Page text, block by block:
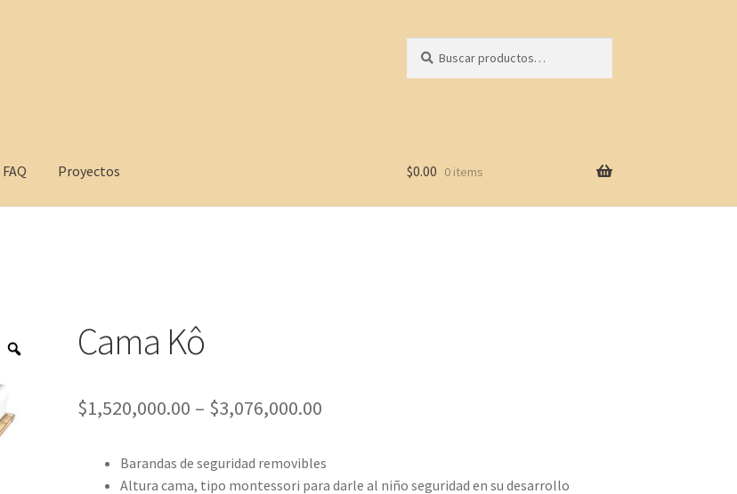
por:
FAQ Proyectos $0.00 0 items
Cama Kô
$1,520,000.00 – $3,076,000.00
Barandas de seguridad removibles
Altura cama, tipo montessori para darle al niño seguridad en su desarrollo